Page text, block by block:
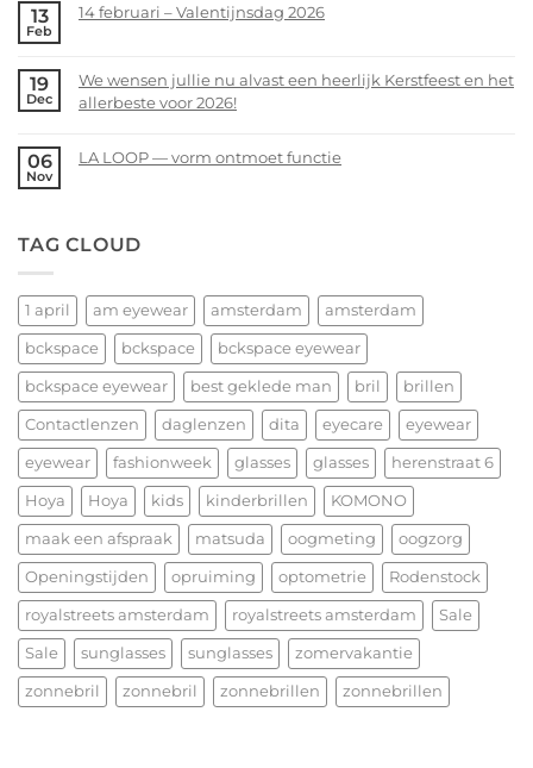
jou!
on
bckspace
|
13
Feb
14 februari – Valentijnsdag 2026
on
14
–
19
Dec
We wensen jullie nu alvast een heerlijk Kerstfeest en het
allerbeste voor 2026!
Comments
jullie
een
heerlijk
Kerstfeest
en
het
allerbeste
voor
2026!
06
Nov
LA LOOP — vorm ontmoet functie
LA
—
vorm
ontmoet
functie
TAG CLOUD
1 april am eyewear amsterdam amsterdam
bckspace bckspace bckspace eyewear
bckspace eyewear best geklede man bril brillen
Contactlenzen daglenzen dita eyecare eyewear
eyewear fashionweek glasses glasses herenstraat 6
Hoya Hoya kids kinderbrillen KOMONO
maak een afspraak matsuda oogmeting oogzorg
Openingstijden opruiming optometrie Rodenstock
royalstreets amsterdam royalstreets amsterdam Sale
Sale sunglasses sunglasses zomervakantie
zonnebril zonnebril zonnebrillen zonnebrillen